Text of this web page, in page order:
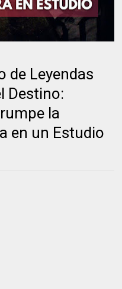
de Leyendas
Destino:
la
en un Estudio